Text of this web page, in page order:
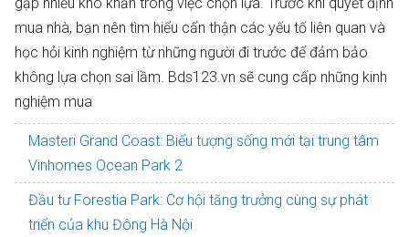
mua nhà, bạn nên tìm hiểu cẩn thận các yếu tố liên quan và
học hỏi kinh nghiệm từ những người đi trước để đảm bảo
không lựa chọn sai lầm. Bds123.vn sẽ cung cấp những kinh
nghiệm mua
Masteri Grand Coast: Biểu tượng sống mới tại trung tâm
Vinhomes Ocean Park 2
Đầu tư Forestia Park: Cơ hội tăng trưởng cùng sự phát
triển của khu Đông Hà Nội